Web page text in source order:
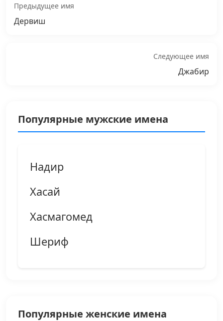
Предыдущее имя
Дервиш
Следующее имя
Джабир
Популярные мужские имена
Надир
Хасай
Хасмагомед
Шериф
Популярные женские имена